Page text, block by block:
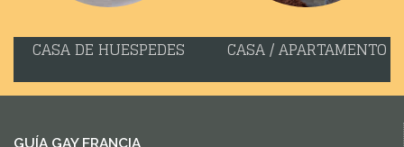
CASA DE HUESPEDES CASA / APARTAMENTO